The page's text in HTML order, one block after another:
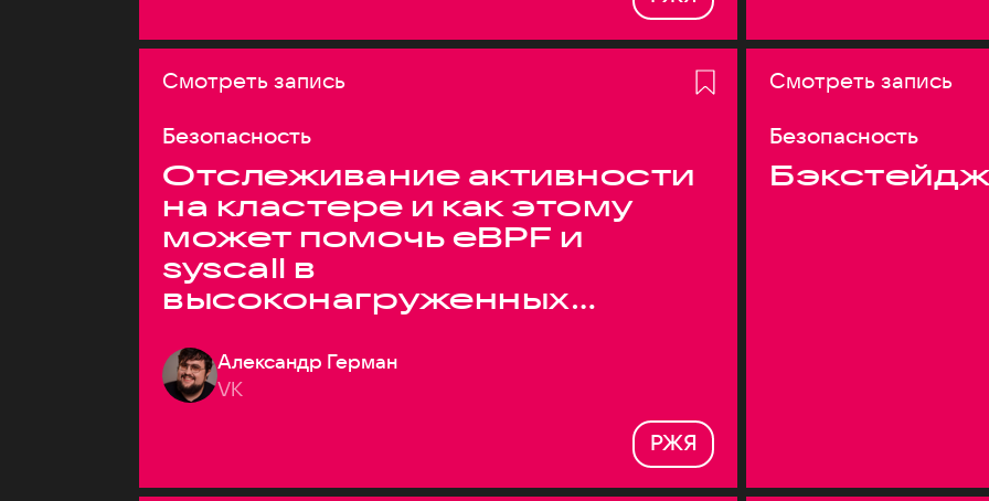
Смотреть запись
Безопасность
Отслеживание активности
на кластере и как этому
может помочь eBPF и
syscall в
высоконагруженных
Александр Герман
VK
РЖЯ
Смотреть запись
Безопасность
Бэкстейдж